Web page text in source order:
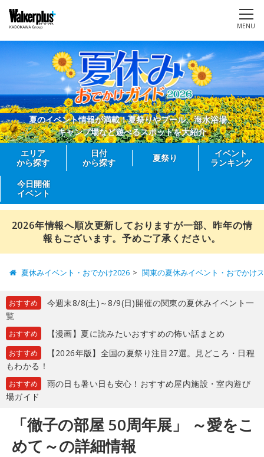
MENU
夏のイベント情報が満載！夏祭りやプール、海水浴場、
キャンプ場など遊べるスポットを大紹介
エリア
から探す
日付
から探す
夏祭り
イベント
ランキング
今日開催
イベント
2026年情報へ順次更新しておりますが一部、昨年の情
報もございます。予めご了承ください。
夏休みイベント・おでかけ2026 関東の夏休みイベント・おでかけ
おすすめ
今週末8/8(土)～8/9(日)開催の関東の夏休みイベント一
覧
おすすめ 【漫画】夏に読みたいおすすめの怖い話まとめ
おすすめ
【2026年版】全国の夏祭り注目27選。見どころ・日程
もわかる！
おすすめ
雨の日も暑い日も安心！おすすめ屋内施設・室内遊び
場ガイド
「徹子の部屋 50周年展」 ～愛をこ
めて～の詳細情報